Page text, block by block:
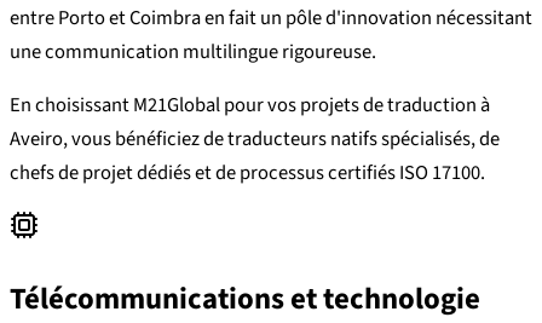
entre Porto et Coimbra en fait un pôle d'innovation nécessitant
une communication multilingue rigoureuse.
En choisissant M21Global pour vos projets de traduction à
Aveiro, vous bénéficiez de traducteurs natifs spécialisés, de
chefs de projet dédiés et de processus certifiés ISO 17100.
Télécommunications et technologie